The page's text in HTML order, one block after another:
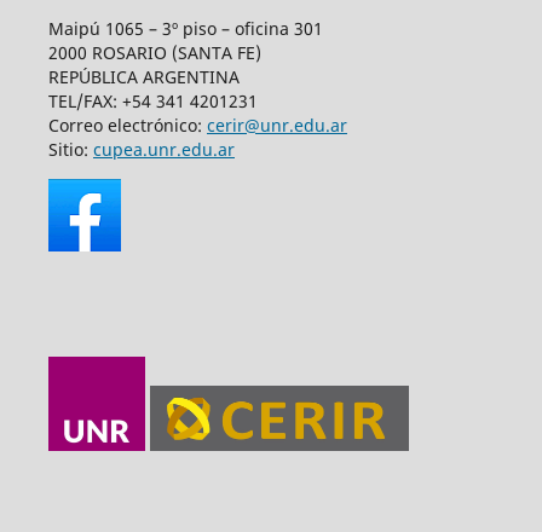
Maipú 1065 – 3º piso – oficina 301
2000 ROSARIO (SANTA FE)
REPÚBLICA ARGENTINA
TEL/FAX: +54 341 4201231
Correo electrónico: cerir@unr.edu.ar
Sitio: cupea.unr.edu.ar